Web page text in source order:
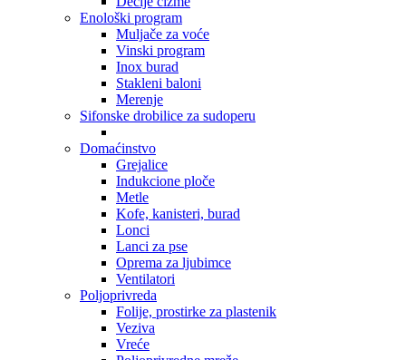
Enološki program
Muljače za voće
Vinski program
Inox burad
Stakleni baloni
Merenje
Sifonske drobilice za sudoperu
Domaćinstvo
Grejalice
Indukcione ploče
Metle
Kofe, kanisteri, burad
Lonci
Lanci za pse
Oprema za ljubimce
Ventilatori
Poljoprivreda
Folije, prostirke za plastenik
Veziva
Vreće